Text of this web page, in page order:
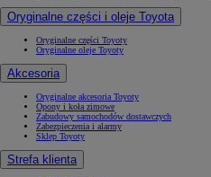
Oryginalne części i oleje Toyota
Oryginalne części Toyoty
Oryginalne oleje Toyoty
Akcesoria
Oryginalne akcesoria Toyoty
Opony i koła zimowe
Zabudowy samochodów dostawczych
Zabezpieczenia i alarmy
Sklep Toyoty
Strefa klienta